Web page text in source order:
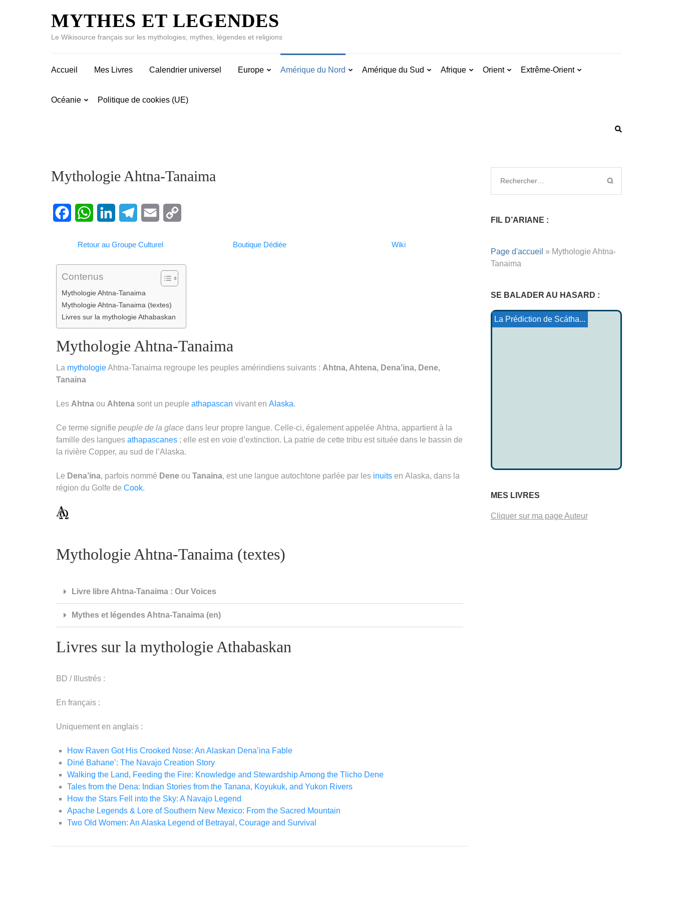
MYTHES ET LEGENDES
Le Wikisource français sur les mythologies, mythes, légendes et religions
Accueil Mes Livres Calendrier universel Europe Amérique du Nord Amérique du Sud Afrique Orient Extrême-Orient
Océanie Politique de cookies (UE)
Mythologie Ahtna-Tanaima
Retour au Groupe Culturel Boutique Dédiée Wiki
Contenus
Mythologie Ahtna-Tanaima
Mythologie Ahtna-Tanaima (textes)
Livres sur la mythologie Athabaskan
Mythologie Ahtna-Tanaima
La mythologieAhtna-Tanaima regroupe les peuples amérindiens suivants : Ahtna, Ahtena, Dena’ina, Dene,
Tanaina
Les Ahtna ou Ahtena sont un peuple athapascan vivant en Alaska.
Ce terme signifie peuple de la glace dans leur propre langue. Celle-ci, également appelée Ahtna, appartient à la
famille des langues athapascanes ; elle est en voie d’extinction. La patrie de cette tribu est située dans le bassin de
la rivière Copper, au sud de l’Alaska.
Le Dena’ina, parfois nommé Dene ou Tanaina, est une langue autochtone parlée par les inuits en Alaska, dans la
région du Golfe de Cook.
Mythologie Ahtna-Tanaima (textes)
Livre libre Ahtna-Tanaima : Our Voices
Mythes et légendes Ahtna-Tanaima (en)
Livres sur la mythologie Athabaskan
BD / Illustrés :
En français :
Uniquement en anglais :
How Raven Got His Crooked Nose: An Alaskan Dena’ina Fable
Diné Bahane’: The Navajo Creation Story
Walking the Land, Feeding the Fire: Knowledge and Stewardship Among the Tlicho Dene
Tales from the Dena: Indian Stories from the Tanana, Koyukuk, and Yukon Rivers
How the Stars Fell into the Sky: A Navajo Legend
Apache Legends & Lore of Southern New Mexico: From the Sacred Mountain
Two Old Women: An Alaska Legend of Betrayal, Courage and Survival
FIL D’ARIANE :
Page d'accueil » Mythologie Ahtna-
Tanaima
SE BALADER AU HASARD :
La religion élamite
Conte Tokelau : Sinalangi
Caoilte aux longs pieds
Contes Yoruba 5
La Fontaine de Barenton
Tristan et Iseult : La Mo...
La Prédiction de Scátha...
MES LIVRES
Cliquer sur ma page Auteur